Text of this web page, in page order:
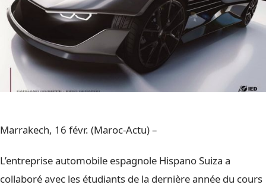
Marrakech, 16 févr. (Maroc-Actu) –
L’entreprise automobile espagnole Hispano Suiza a
collaboré avec les étudiants de la dernière année du cours